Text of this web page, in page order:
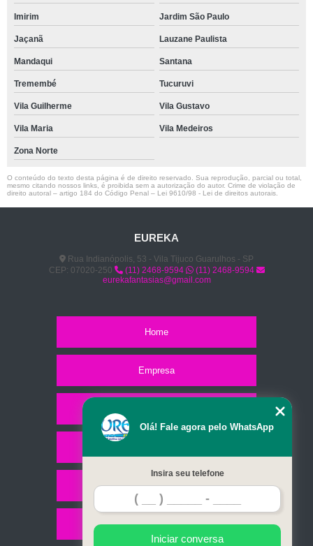
Imirim Jardim São Paulo
Jaçanã Lauzane Paulista
Mandaqui Santana
Tremembé Tucuruvi
Vila Guilherme Vila Gustavo
Vila Maria Vila Medeiros
Zona Norte
O conteúdo do texto desta página é de direito reservado. Sua reprodução, parcial ou total,
mesmo citando nossos links, é proibida sem a autorização do autor. Crime de violação de
direito autoral – artigo 184 do Código Penal – Lei 9610/98 - Lei de direitos autorais
EUREKA
Rua Indianópolis, 53 - Vila Tijuco Guarulhos - SP
CEP: 07020-250
(11) 2468-9594
(11) 2468-9594
eurekafantasias@gmail.com
Home
Empresa
Contato
Mapa do site
Olá! Fale agora pelo WhatsApp
Insira seu telefone
Iniciar conversa